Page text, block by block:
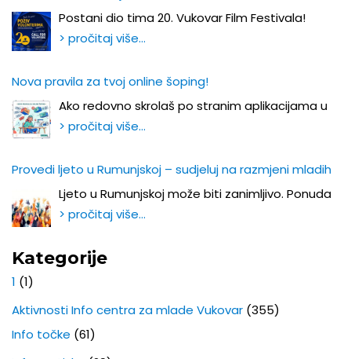
Postani dio tima 20. Vukovar Film Festivala!
> pročitaj više…
Nova pravila za tvoj online šoping!
Ako redovno skrolaš po stranim aplikacijama u
> pročitaj više…
Provedi ljeto u Rumunjskoj – sudjeluj na razmjeni mladih
Ljeto u Rumunjskoj može biti zanimljivo. Ponuda
> pročitaj više…
Kategorije
1 (1)
Aktivnosti Info centra za mlade Vukovar (355)
Info točke (61)